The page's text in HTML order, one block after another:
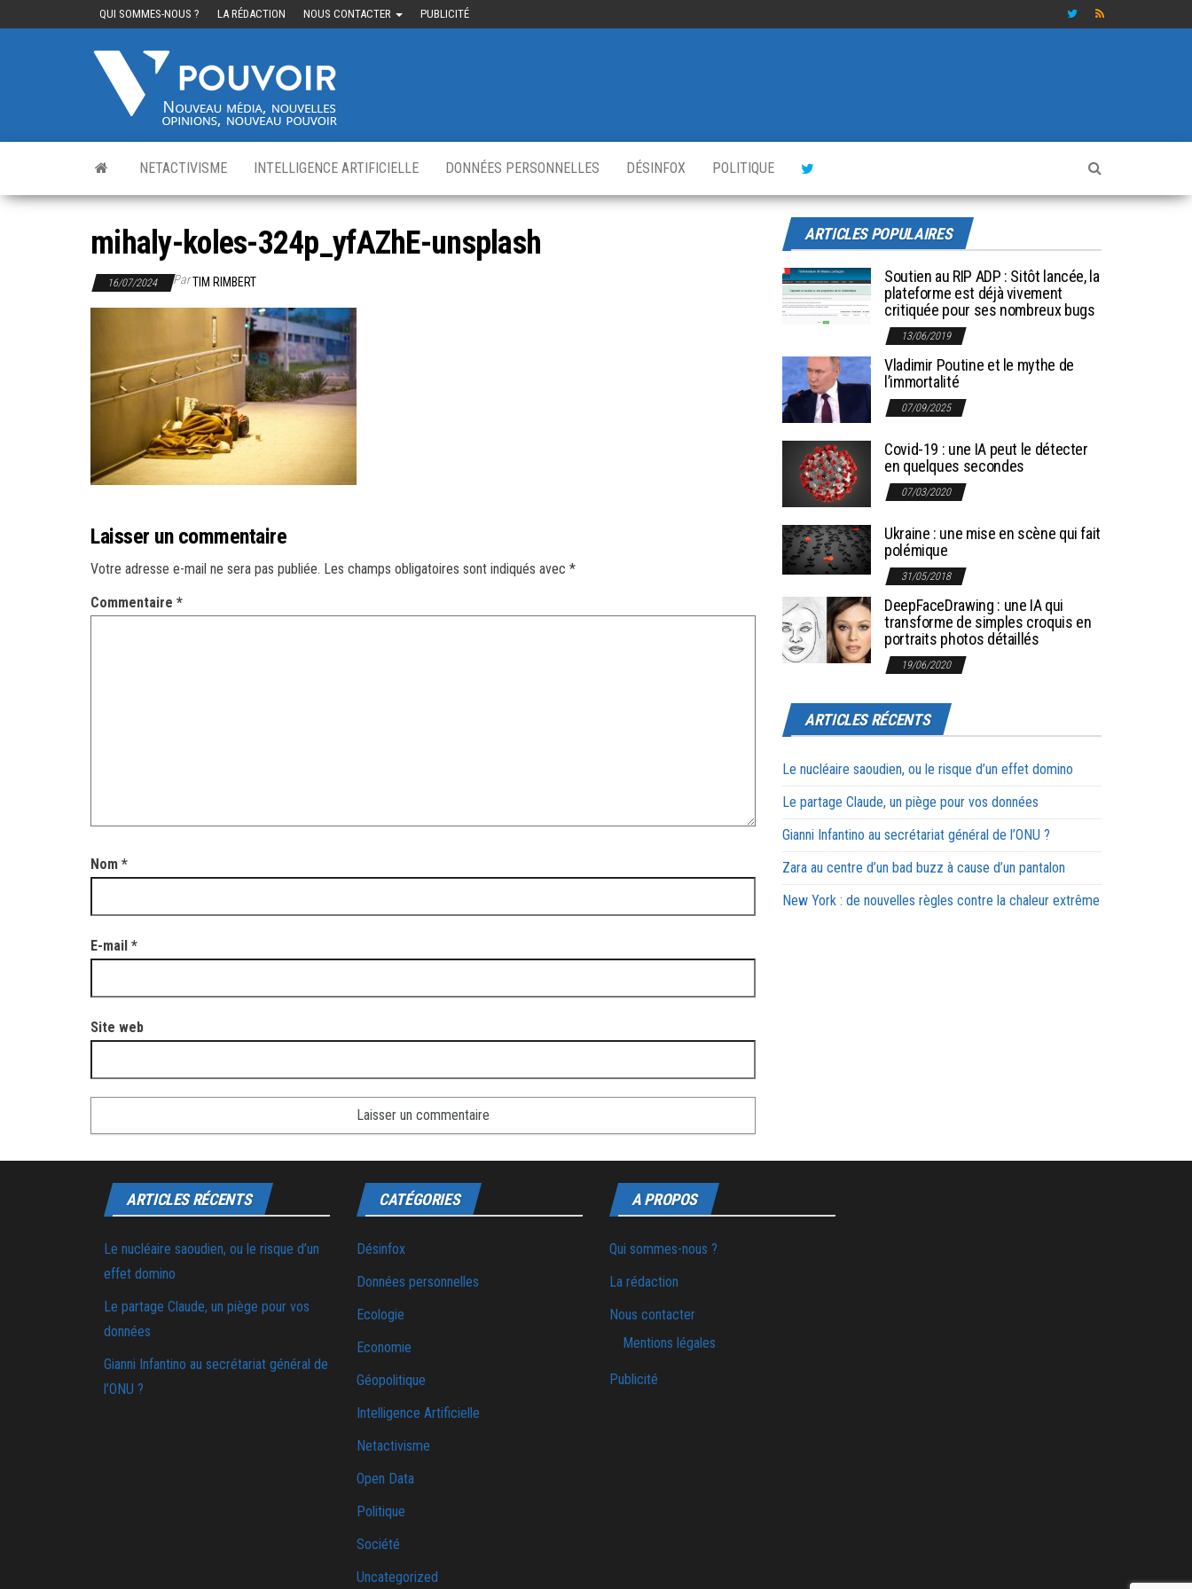
QUI SOMMES-NOUS ? LA RÉDACTION NOUS CONTACTER PUBLICITÉ
nouveau
NETACTIVISME INTELLIGENCE ARTIFICIELLE DONNÉES PERSONNELLES DÉSINFOX POLITIQUE
mihaly-koles-324p_yfAZhE-unsplash
16/07/2024 ParTIM RIMBERT
Laisser un commentaire
Votre adresse e-mail ne sera pas publiée. Les champs obligatoires sont indiqués avec *
Commentaire *
Nom *
E-mail *
Site web
ARTICLES POPULAIRES
Soutien au RIP ADP : Sitôt lancée, la
plateforme est déjà vivement
critiquée pour ses nombreux bugs
13/06/2019
Vladimir Poutine et le mythe de
l’immortalité
07/09/2025
Covid-19 : une IA peut le détecter
en quelques secondes
07/03/2020
Ukraine : une mise en scène qui fait
polémique
31/05/2018
DeepFaceDrawing : une IA qui
transforme de simples croquis en
portraits photos détaillés
19/06/2020
ARTICLES RÉCENTS
Le nucléaire saoudien, ou le risque d’un effet domino
Le partage Claude, un piège pour vos données
Gianni Infantino au secrétariat général de l’ONU ?
Zara au centre d’un bad buzz à cause d’un pantalon
New York : de nouvelles règles contre la chaleur extrême
ARTICLES RÉCENTS
Le nucléaire saoudien, ou le risque d’un
effet domino
Le partage Claude, un piège pour vos
données
Gianni Infantino au secrétariat général de
l’ONU ?
CATÉGORIES
Désinfox
Données personnelles
Ecologie
Economie
Géopolitique
Intelligence Artificielle
Netactivisme
Open Data
Politique
Société
Uncategorized
A PROPOS
Qui sommes-nous ?
La rédaction
Nous contacter
Mentions légales
Publicité